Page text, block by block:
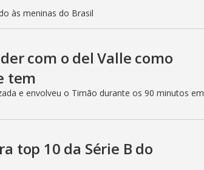
às meninas do Brasil
com o del Valle como
tem
e envolveu o Timão durante os 90 minutos em
top 10 da Série B do